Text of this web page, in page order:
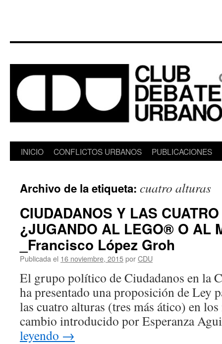
Saltar
contenido
INICIO CONFLICTOS URBANOS PUBLICACIONES
Archivo de la etiqueta: cuatro alturas
CIUDADANOS Y LAS
¿JUGANDO AL LEGO® O AL
_Francisco López Groh
Publicada el 16 noviembre, 2015porCDU
El grupo político de Ciudadanos en la
ha presentado una proposición de Ley
las cuatro alturas (tres más ático) en
cambio introducido por Esperanza
leyendo →